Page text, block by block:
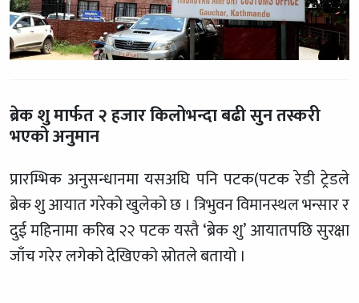
ब्रेक शु मार्फत २ हजार किलोभन्दा बढी सुन तस्करी
भएको अनुमान
प्रारम्भिक अनुसन्धानमा यसअघि पनि पटक(पटक रेडी ट्रेडले
ब्रेक शु आयात गरेको खुलेको छ । त्रिभुवन विमानस्थल भन्सार र
दुई महिनामा करिब २२ पटक यस्तै ‘ब्रेक शु’ आयातपछि सुरक्षा
जाँच गरेर लगेको देखिएको स्रोतले बतायो ।